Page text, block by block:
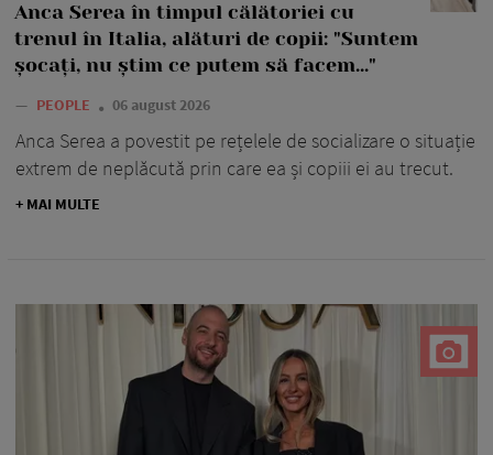
Anca Serea în timpul călătoriei cu
trenul în Italia, alături de copii: "Suntem
șocați, nu știm ce putem să facem..."
— PEOPLE 06 august 2026
Anca Serea a povestit pe rețelele de socializare o situație
extrem de neplăcută prin care ea și copiii ei au trecut.
+ MAI MULTE